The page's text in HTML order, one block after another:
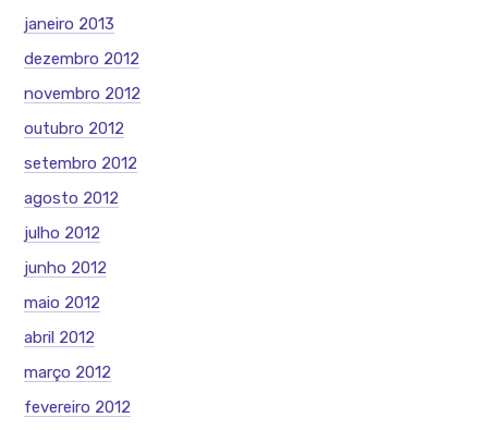
janeiro 2013
dezembro 2012
novembro 2012
outubro 2012
setembro 2012
agosto 2012
julho 2012
junho 2012
maio 2012
abril 2012
março 2012
fevereiro 2012